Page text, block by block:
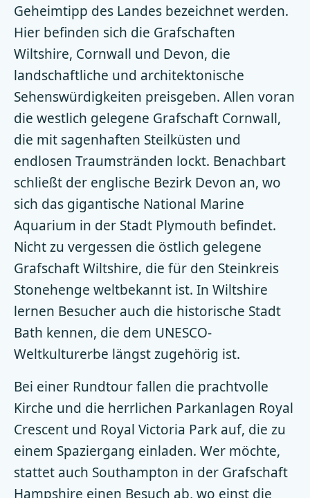
Geheimtipp des Landes bezeichnet werden.
Hier befinden sich die Grafschaften
Wiltshire, Cornwall und Devon, die
landschaftliche und architektonische
Sehenswürdigkeiten preisgeben. Allen voran
die westlich gelegene Grafschaft Cornwall,
die mit sagenhaften Steilküsten und
endlosen Traumstränden lockt. Benachbart
schließt der englische Bezirk Devon an, wo
sich das gigantische National Marine
Aquarium in der Stadt Plymouth befindet.
Nicht zu vergessen die östlich gelegene
Grafschaft Wiltshire, die für den Steinkreis
Stonehenge weltbekannt ist. In Wiltshire
lernen Besucher auch die historische Stadt
Bath kennen, die dem UNESCO-
Weltkulturerbe längst zugehörig ist.
Bei einer Rundtour fallen die prachtvolle
Kirche und die herrlichen Parkanlagen Royal
Crescent und Royal Victoria Park auf, die zu
einem Spaziergang einladen. Wer möchte,
stattet auch Southampton in der Grafschaft
Hampshire einen Besuch ab, wo einst die